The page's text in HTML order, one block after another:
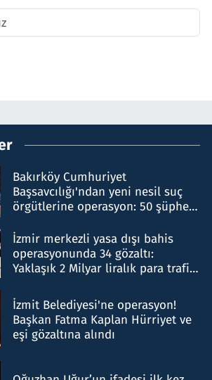
Bakırköy Cumhuriyet
Başsavcılığı'ndan yeni nesil suç
örgütlerine operasyon: 50 şüpheli
İzmir merkezli yasa dışı bahis
operasyonunda 34 gözaltı:
Yaklaşık 2 Milyar liralık para trafiği
İzmit Belediyesi'ne operasyon!
Başkan Fatma Kaplan Hürriyet ve
eşi gözaltına alındı